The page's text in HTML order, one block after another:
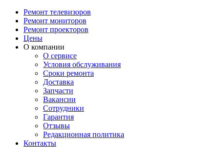
Ремонт телевизоров
Ремонт мониторов
Ремонт проекторов
Цены
О компании
О сервисе
Условия обслуживания
Сроки ремонта
Доставка
Запчасти
Вакансии
Сотрудники
Гарантия
Отзывы
Редакционная политика
Контакты